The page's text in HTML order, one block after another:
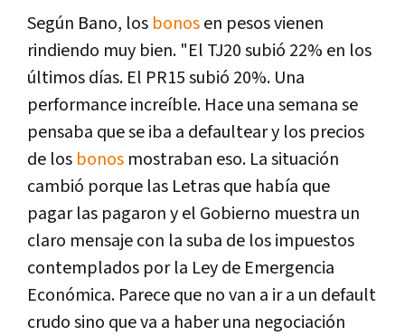
Según Bano, los bonosen pesos vienen
rindiendo muy bien. "El TJ20 subió 22% en los
últimos días. El PR15 subió 20%. Una
performance increíble. Hace una semana se
pensaba que se iba a defaultear y los precios
de los bonos mostraban eso. La situación
cambió porque las Letras que había que
pagar las pagaron y el Gobierno muestra un
claro mensaje con la suba de los impuestos
contemplados por la Ley de Emergencia
Económica. Parece que no van a ir a un default
crudo sino que va a haber una negociación